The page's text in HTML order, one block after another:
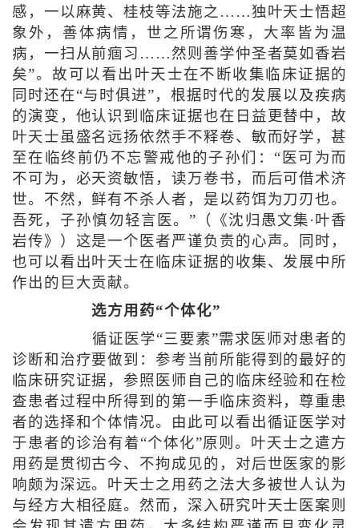
感，一以麻黄、桂枝等法施之……独叶天士悟超
象外，善体病情，世之所谓伤寒，大率皆为温
病，一扫从前痼习……然则善学仲圣者莫如香岩
矣”。故可以看出叶天士在不断收集临床证据的
同时还在“与时俱进”，根据时代的发展以及疾病
的演变，他认识到临床证据也在日益更替中，故
叶天士虽盛名远扬依然手不释卷、敏而好学，甚
至在临终前仍不忘警戒他的子孙们：“医可为而
不可为，必天资敏悟，读万卷书，而后可借术济
世。不然，鲜有不杀人者，是以药饵为刀刃也。
吾死，子孙慎勿轻言医。”（《沈归愚文集·叶香
岩传》）这是一个医者严谨负责的心声。同时，
也可以看出叶天士在临床证据的收集、发展中所
作出的巨大贡献。
选方用药“个体化”
循证医学“三要素”需求医师对患者的
诊断和治疗要做到：参考当前所能得到的最好的
临床研究证据，参照医师自己的临床经验和在检
查患者过程中所得到的第一手临床资料，尊重患
者的选择和个体情况。由此可以看出循证医学对
于患者的诊治有着“个体化”原则。叶天士之遣方
用药是贯彻古今、不拘成见的，对后世医家的影
响颇为深远。叶天士之用药之法大多被世人认为
与经方大相径庭。然而，深入研究叶天士医案则